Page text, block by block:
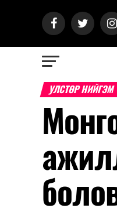
УЛСТӨР НИЙГЭМ